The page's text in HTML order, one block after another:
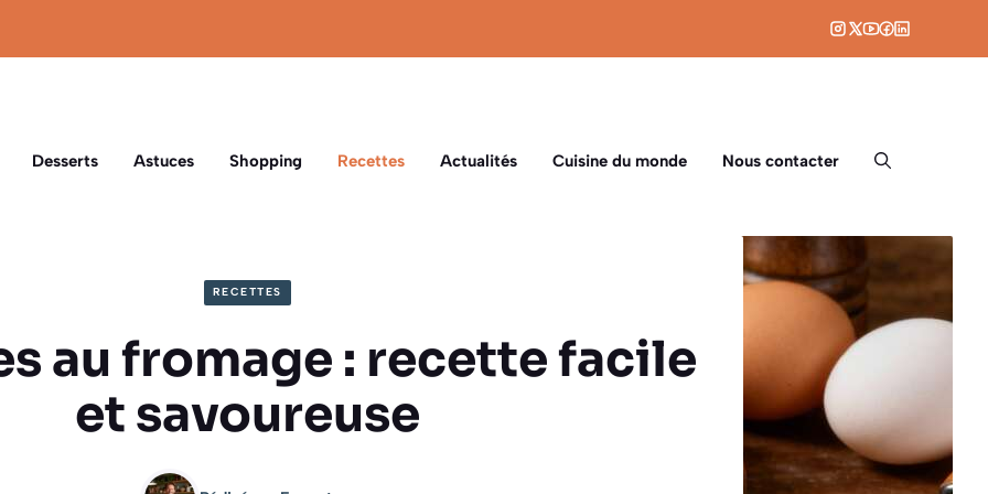
Desserts Astuces Shopping Recettes Actualités Cuisine du monde Nous contacter
RECETTES
au fromage : recette facile
et savoureuse